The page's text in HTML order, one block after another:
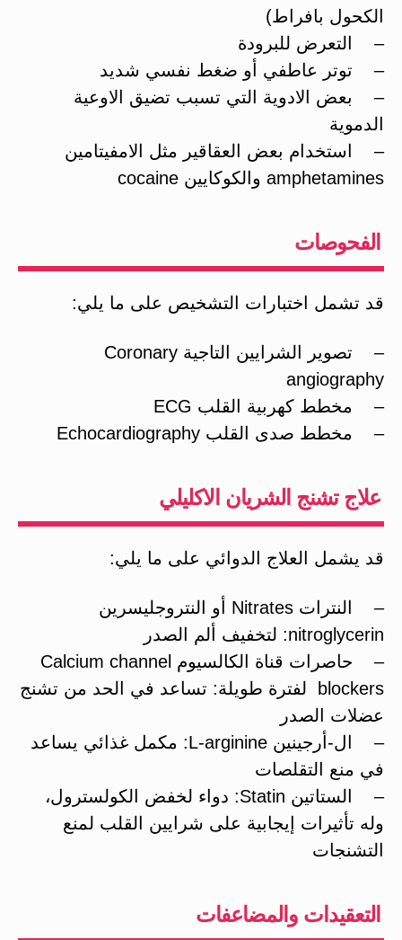
الكحول بافراط)
– التعرض للبرودة
– توتر عاطفي أو ضغط نفسي شديد
– بعض الادوية التي تسبب تضيق الاوعية
الدموية
– استخدام بعض العقاقير مثل الامفيتامين
amphetamines والكوكايين cocaine
الفحوصات
قد تشمل اختبارات التشخيص على ما يلي:
– تصوير الشرايين التاجية Coronary
angiography
– مخطط كهربية القلب ECG
– مخطط صدى القلب Echocardiography
علاج تشنج الشريان الاكليلي
قد يشمل العلاج الدوائي على ما يلي:
– النترات Nitrates أو النتروجليسرين
nitroglycerin: لتخفيف ألم الصدر
– حاصرات قناة الكالسيوم Calcium channel
blockers لفترة طويلة: تساعد في الحد من تشنج
عضلات الصدر
– ال-أرجينين L-arginine: مكمل غذائي يساعد
في منع التقلصات
– الستاتين Statin: دواء لخفض الكولسترول،
وله تأثيرات إيجابية على شرايين القلب لمنع
التشنجات
التعقيدات والمضاعفات